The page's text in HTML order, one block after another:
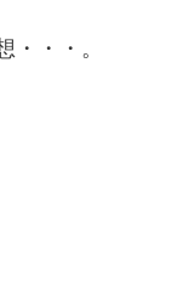
・・・。